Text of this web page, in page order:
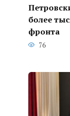
более
фронта
76